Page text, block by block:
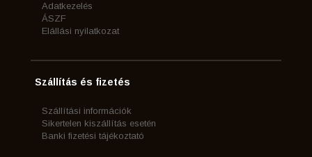
Adatkezelés
ÁSZF
Elállási nyilatkozat
Szállítás és fizetés
Szállítási információk
Sikertelen kiszállítás esetén
Banki fizetési tájékoztató